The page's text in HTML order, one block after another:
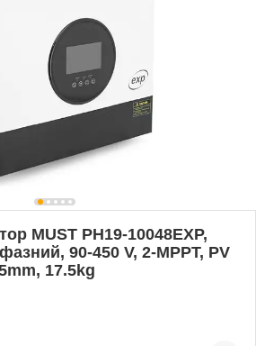
MUST PH19-10048EXP,
90-450 V, 2-MPPT, PV
17.5kg